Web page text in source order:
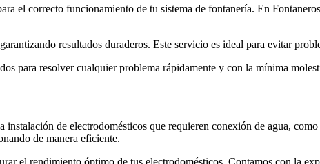
el correcto funcionamiento de tu sistema de fontanería. En
resultados duraderos. Este servicio es ideal para evitar
para resolver cualquier problema rápidamente y con la mínima
de electrodomésticos que requieren conexión de agua,
de manera eficiente.
el rendimiento óptimo de tus electrodomésticos. Contamos con la